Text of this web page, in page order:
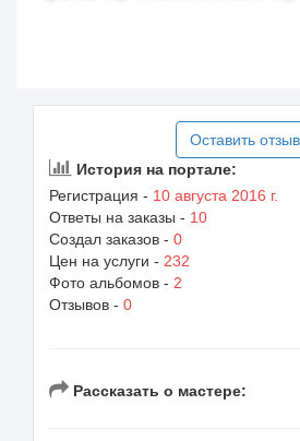
Оставить отзыв
История на портале:
Регистрация - 10 августа 2016 г.
Ответы на заказы - 10
Создал заказов - 0
Цен на услуги - 232
Фото альбомов - 2
Отзывов - 0
Рассказать о мастере: